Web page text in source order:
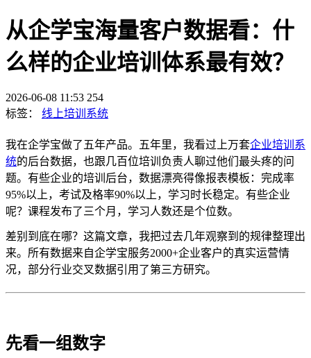
从企学宝海量客户数据看：什
么样的企业培训体系最有效？
2026-06-08 11:53 254
标签：
线上培训系统
我在企学宝做了五年产品。五年里，我看过上万套企业培训系
统的后台数据，也跟几百位培训负责人聊过他们最头疼的问
题。 有些企业的培训后台，数据漂亮得像报表模板：完成率
95%以上，考试及格率90%以上，学习时长稳定。有些企业
呢？课程发布了三个月，学习人数还是个位数。
差别到底在哪？ 这篇文章，我把过去几年观察到的规律整理出
来。所有数据来自企学宝服务2000+企业客户的真实运营情
况，部分行业交叉数据引用了第三方研究。
先看一组数字